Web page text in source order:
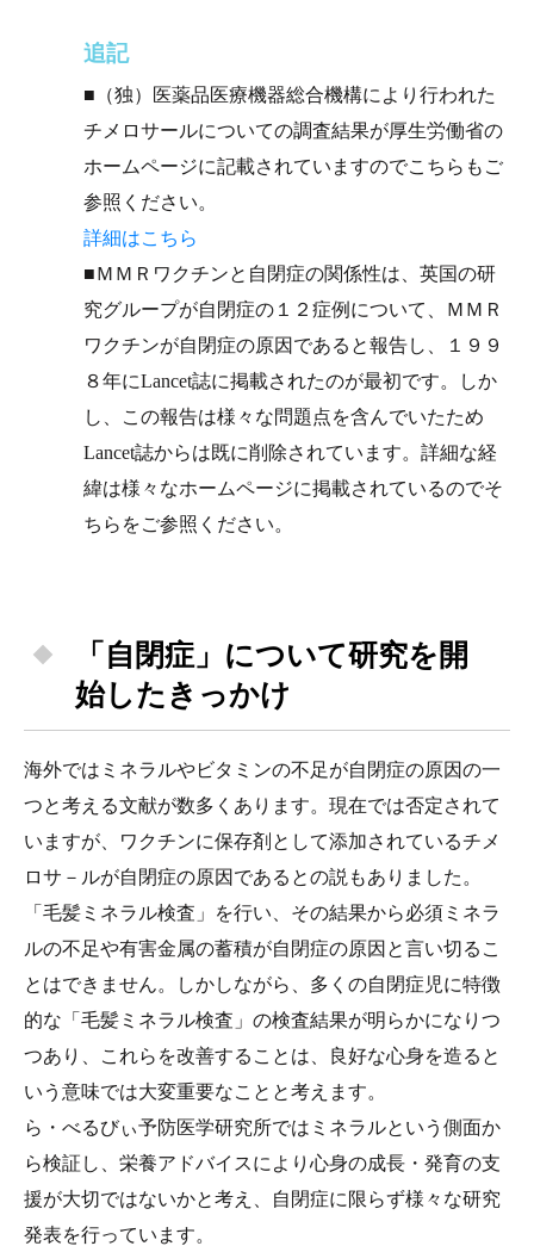
追記
■（独）医薬品医療機器総合機構により行われた
チメロサールについての調査結果が厚生労働省の
ホームページに記載されていますのでこちらもご
参照ください。
詳細はこちら
■ＭＭＲワクチンと自閉症の関係性は、英国の研
究グループが自閉症の１２症例について、ＭＭＲ
ワクチンが自閉症の原因であると報告し、１９９
８年にLancet誌に掲載されたのが最初です。しか
し、この報告は様々な問題点を含んでいたため
Lancet誌からは既に削除されています。詳細な経
緯は様々なホームページに掲載されているのでそ
ちらをご参照ください。
「自閉症」について研究を開
始したきっかけ
海外ではミネラルやビタミンの不足が自閉症の原因の一
つと考える文献が数多くあります。現在では否定されて
いますが、ワクチンに保存剤として添加されているチメ
ロサ－ルが自閉症の原因であるとの説もありました。
「毛髪ミネラル検査」を行い、その結果から必須ミネラ
ルの不足や有害金属の蓄積が自閉症の原因と言い切るこ
とはできません。しかしながら、多くの自閉症児に特徴
的な「毛髪ミネラル検査」の検査結果が明らかになりつ
つあり、これらを改善することは、良好な心身を造ると
いう意味では大変重要なことと考えます。
ら・べるびぃ予防医学研究所ではミネラルという側面か
ら検証し、栄養アドバイスにより心身の成長・発育の支
援が大切ではないかと考え、自閉症に限らず様々な研究
発表を行っています。